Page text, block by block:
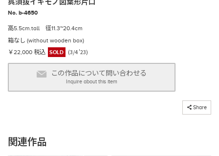
呉須抜イキモノ図葉形片口
No. b-4650
高5.5cm.tall 径11.3~20.4cm
箱なし (without wooden box)
￥22,000 税込
SOLD (3/4 '23)
この作品について問い合わせる
Inquire about this item
Share
コピーしました
関連作品